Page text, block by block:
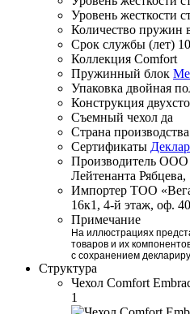
Уровень жесткости
Количество пружин
Срок службы (лет) 10
Коллекция Comfort
Пружинный блок
Упаковка двойная
Конструкция
Съемный чехол да
Страна производства
Сертификаты
Производитель ООО
Лейтенанта
Импортер ТОО
16к1, 4-й этаж, оф.
Примечание
На иллюстрациях
товаров и их
с сохранением
Структура
Чехол Comfort
1